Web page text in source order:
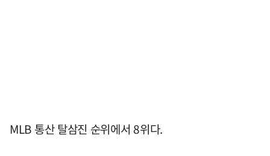
MLB 통산 탈삼진 순위에서 8위다.